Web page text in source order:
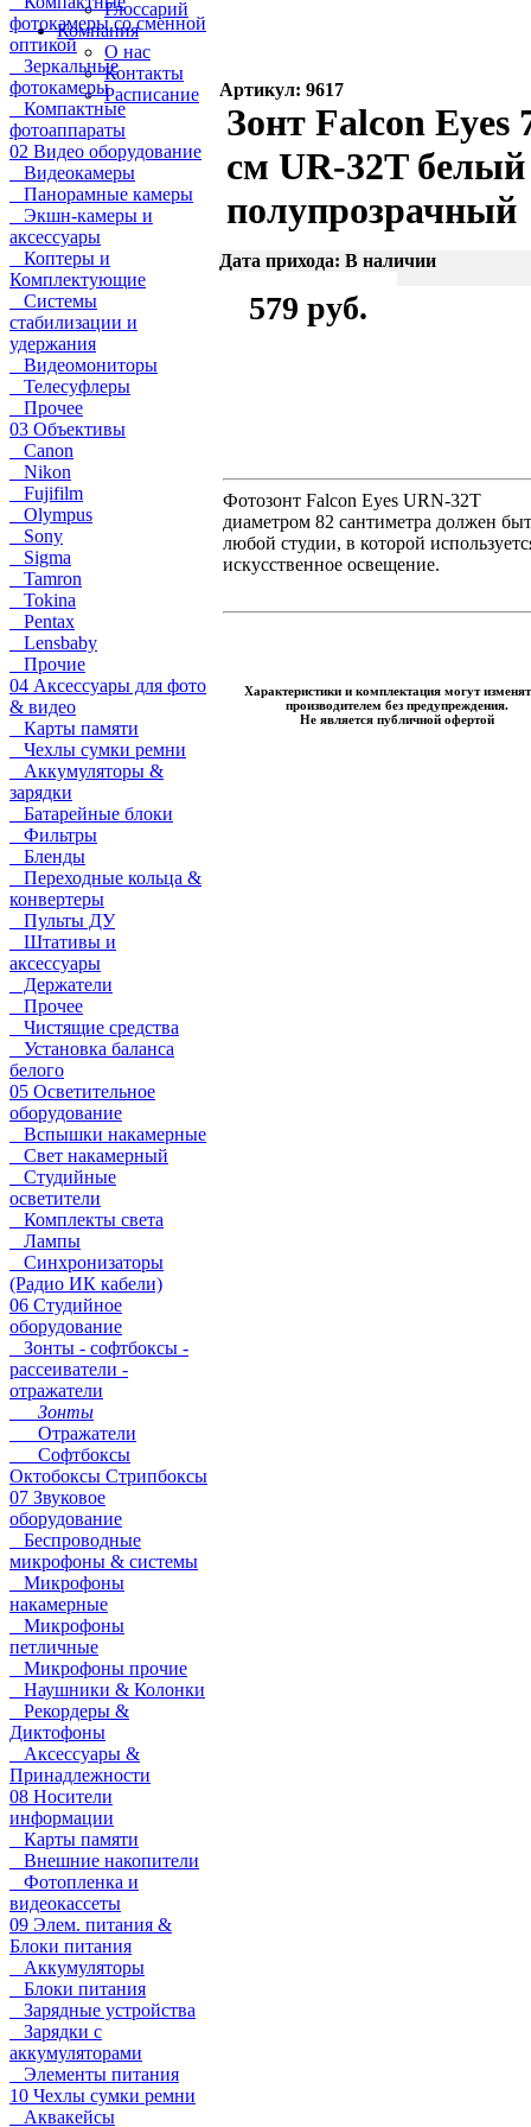
Глоссарий
Компания
О нас
Контакты
Расписание
фотокамеры со сменной
оптикой
Зеркальные
фотокамеры
Компактные
фотоаппараты
02 Видео оборудование
Видеокамеры
Панорамные камеры
Экшн-камеры и
аксессуары
Коптеры и
Комплектующие
Системы
стабилизации и
удержания
Видеомониторы
Телесуфлеры
Прочее
03 Объективы
Canon
Nikon
Fujifilm
Olympus
Sony
Sigma
Tamron
Tokina
Pentax
Lensbaby
Прочие
04 Аксессуары для фото
& видео
Карты памяти
Чехлы сумки ремни
Аккумуляторы &
зарядки
Батарейные блоки
Фильтры
Бленды
Переходные кольца &
конвертеры
Пульты ДУ
Штативы и
аксессуары
Держатели
Прочее
Чистящие средства
Установка баланса
белого
05 Осветительное
оборудование
Вспышки накамерные
Свет накамерный
Студийные
осветители
Комплекты света
Лампы
Синхронизаторы
(Радио ИК кабели)
06 Студийное
оборудование
Зонты - софтбоксы -
рассеиватели -
отражатели
Зонты
Отражатели
Софтбоксы
Октобоксы Стрипбоксы
07 Звуковое
оборудование
Беспроводные
микрофоны & системы
Микрофоны
накамерные
Микрофоны
петличные
Микрофоны прочие
Наушники & Колонки
Рекордеры &
Диктофоны
Аксессуары &
Принадлежности
08 Носители
информации
Карты памяти
Внешние накопители
Фотопленка и
видеокассеты
09 Элем. питания &
Блоки питания
Аккумуляторы
Блоки питания
Зарядные устройства
Зарядки с
аккумуляторами
Элементы питания
10 Чехлы сумки ремни
Аквакейсы
Артикул: 9617
Зонт Falcon Eyes
см UR-32T белый
полупрозрачный
Дата прихода: В наличии
579 руб.
Фотозонт Falcon Eyes URN-32T
диаметром 82 сантиметра должен
любой студии, в которой
искусственное освещение.
Характеристики и комплектация могут
производителем без предупреждения.
Не является публичной офертой